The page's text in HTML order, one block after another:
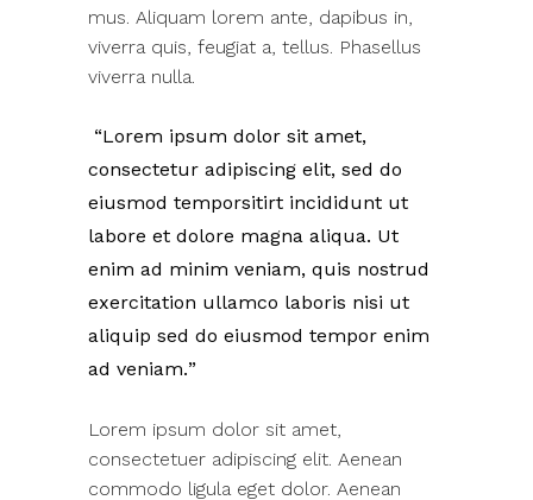
mus. Aliquam lorem ante, dapibus in,
viverra quis, feugiat a, tellus. Phasellus
viverra nulla.
Lorem ipsum dolor sit amet,
consectetur adipiscing elit, sed do
eiusmod temporsitirt incididunt ut
labore et dolore magna aliqua. Ut
enim ad minim veniam, quis nostrud
exercitation ullamco laboris nisi ut
aliquip sed do eiusmod tempor enim
ad veniam.
Lorem ipsum dolor sit amet,
consectetuer adipiscing elit. Aenean
commodo ligula eget dolor. Aenean